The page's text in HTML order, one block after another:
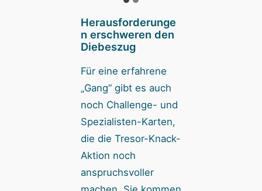
Herausforderunge
n erschweren den
Diebeszug
Für eine erfahrene
„Gang“ gibt es auch
noch Challenge- und
Spezialisten-Karten,
die die Tresor-Knack-
Aktion noch
anspruchsvoller